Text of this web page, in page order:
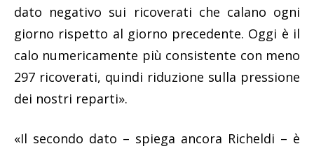
dato negativo sui ricoverati che calano ogni
giorno rispetto al giorno precedente. Oggi è il
calo numericamente più consistente con meno
297 ricoverati, quindi riduzione sulla pressione
dei nostri reparti».
«Il secondo dato – spiega ancora Richeldi – è